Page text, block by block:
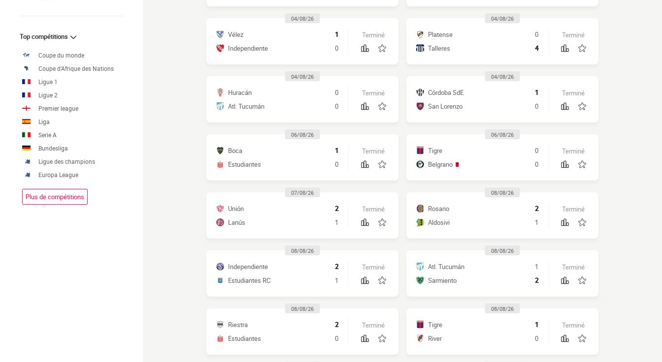
Top compétitions
Coupe du monde
Coupe d'Afrique des Nations
Ligue 1
Ligue 2
Premier league
Liga
Serie A
Bundesliga
Ligue des champions
Europa League
Plus de compétitions
04/08/26
Vélez
1
Independiente
0
Terminé
04/08/26
Platense
0
Talleres
4
Terminé
04/08/26
Huracán
0
Atl. Tucumán
0
Terminé
04/08/26
Córdoba SdE
1
San Lorenzo
0
Terminé
06/08/26
Boca
1
Estudiantes
0
Terminé
06/08/26
Tigre
0
Belgrano
0
Terminé
07/08/26
Unión
2
Lanús
1
Terminé
08/08/26
Rosario
2
Aldosivi
1
Terminé
08/08/26
Independiente
2
Estudiantes RC
1
Terminé
08/08/26
Atl. Tucumán
1
Sarmiento
2
Terminé
08/08/26
Riestra
2
Estudiantes
0
Terminé
08/08/26
Tigre
1
River
0
Terminé